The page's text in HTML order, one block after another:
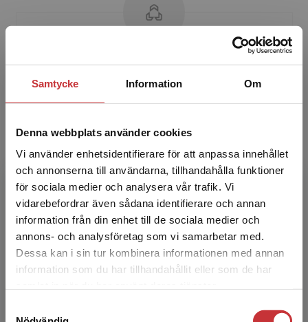
Samtycke Information Om
Denna webbplats använder cookies
Vi använder enhetsidentifierare för att anpassa innehållet
och annonserna till användarna, tillhandahålla funktioner
för sociala medier och analysera vår trafik. Vi
vidarebefordrar även sådana identifierare och annan
information från din enhet till de sociala medier och
annons- och analysföretag som vi samarbetar med.
Dessa kan i sin tur kombinera informationen med annan
information som du har tillhandahållit eller som de har
Begränsad fraktregion
Det verkar som att du besöker
studentlitteratur.se via en enhet utanför Sverige.
Vi erbjuder inte leveranser utanför Sverige. För
Monica Evermark
Monica Evermark arbetar i dag som
vid Karlstads universitet. Hon har arbetat som
rektor i grundskolan ...
Kerstin Bladini
Kerstin Bladini är filosofie doktor i pedagogik.